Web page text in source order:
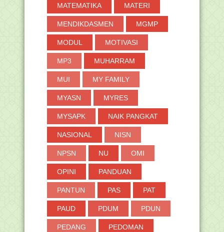
MATEMATIKA MATERI
MENDIKDASMEN MGMP
MODUL MOTIVASI
MP3 MUHARRAM
MUI MY FAMILY
MYASN MYRES
MYSAPK NAIK PANGKAT
NASIONAL NISN
NPSN NU OMI
OPINI PANDUAN
PANTUN PAS PAT
PAUD PDUM PDUN
PEDANG PEDOMAN